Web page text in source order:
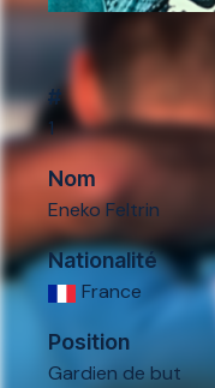
#
1
Nom
Eneko Feltrin
Nationalité
France
Position
Gardien de but